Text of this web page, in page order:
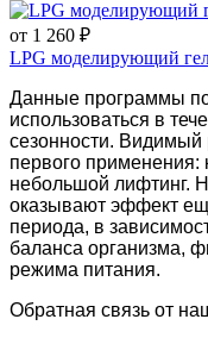
от 1 260 ₽
LPG моделирующий
Данные программы
использоваться в
сезонности. Видимый
первого применения:
небольшой лифтинг.
оказывают эффект
периода, в
баланса организма,
режима питания.
Обратная связь от